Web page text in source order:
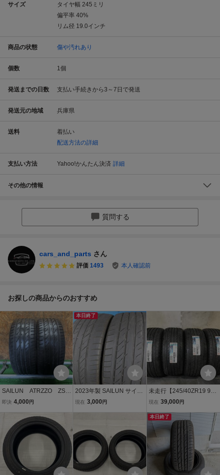
サイズ タイヤ幅 245 ミリ
偏平率 40%
リム径 19.0インチ
商品の状態 傷や汚れあり
個数 1個
発送までの日数 支払い手続きから3～7日で発送
発送元の地域 兵庫県
送料
着払い
配送方法の詳細
支払い方法 Yahoo!かんたん決済 詳細
その他の情報
質問する
cars_and_parts さん
評価 1493 本人確認前
お探しの商品からのおすすめ
SAILUN ATRZZO ZSR
245/40ZR19 98W X
O-516 福岡 ★引き取
り交換大歓迎★即決サー
ビス品★24年製★人気サ
イズ
即決 4,000 円
本日終了
2023年製 SAILUN サイル
ン ATREZZO ZSR SUV 25
ーマルサマータイヤ
現在 3,000 円
未走行【245/40ZR19 98
W】2025年製KENDA KR
現在 39,000 円
本日終了